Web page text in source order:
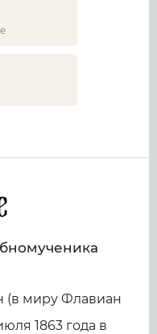
(в миру Флавиан
1863 года в